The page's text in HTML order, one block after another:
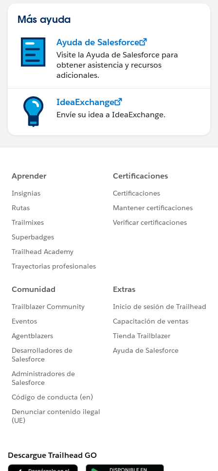
Más ayuda
Ayuda de Salesforce
Visite la Ayuda de Salesforce para
obtener asistencia y recursos
adicionales.
IdeaExchange
Envíe su idea a IdeaExchange.